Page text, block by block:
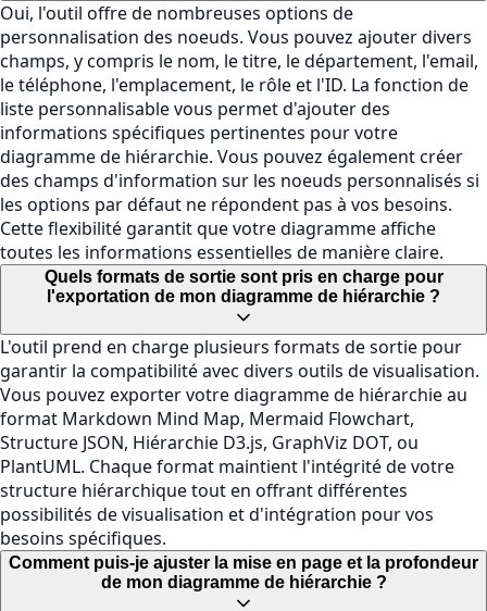
Oui, l'outil offre de nombreuses options de
personnalisation des noeuds. Vous pouvez ajouter divers
champs, y compris le nom, le titre, le département, l'email,
le téléphone, l'emplacement, le rôle et l'ID. La fonction de
liste personnalisable vous permet d'ajouter des
informations spécifiques pertinentes pour votre
diagramme de hiérarchie. Vous pouvez également créer
des champs d'information sur les noeuds personnalisés si
les options par défaut ne répondent pas à vos besoins.
Cette flexibilité garantit que votre diagramme affiche
toutes les informations essentielles de manière claire.
Quels formats de sortie sont pris en charge pour
l'exportation de mon diagramme de hiérarchie ?
L'outil prend en charge plusieurs formats de sortie pour
garantir la compatibilité avec divers outils de visualisation.
Vous pouvez exporter votre diagramme de hiérarchie au
format Markdown Mind Map, Mermaid Flowchart,
Structure JSON, Hiérarchie D3.js, GraphViz DOT, ou
PlantUML. Chaque format maintient l'intégrité de votre
structure hiérarchique tout en offrant différentes
possibilités de visualisation et d'intégration pour vos
besoins spécifiques.
Comment puis-je ajuster la mise en page et la profondeur
de mon diagramme de hiérarchie ?